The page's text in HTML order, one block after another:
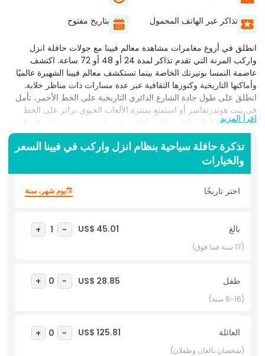
تذاكر عبر الهاتف المحمول بتاريخ مفتوح
انطلق في أروع مغامرات مشاهدة معالم فيينا مع جولات حافلة انزل
واركب المرنة التي تقدم تذاكر لمدة 24 أو 48 أو 72 ساعة. اكتشف
عاصمة النمسا بوتيرتك الخاصة بينما تستكشف معالم فيينا الشهيرة عالميًا
وأماكنها التاريخية وكنوزها الثقافية عبر عدة مسارات ذات مناظر خلابة.
انطلق على طول جادة الشارع الدائري التاريخية على الخط الأحمر، تأمل
في بيت هوندرتفاسر أو استمتع بمنتزه الألعاب الحيوي براتر على الخط
الأزرق، وادخل إلى التاريخ الإمبراطوري في قصر شونبرون على الخط
الأصفر. في الصيف، يأخذك الخط الأخضر إلى تل كاهلينبرغ لإطلالات
بانورامية خلابة ومسارات مشي ذات مناظر فاتنة. ابدأ جولتك من أي
محطة لحافلة انزل واركب في فيينا، بما في ذلك دار أوبرا فيينا الأيقونية،
واستمتع بالمرونة في النزول لاستكشاف والعودة للصعود في أي وقت
تشاء. على متن الحافلة، انغمس في تعليق صوتي غني بتاريخ فيينا
وعمارتها وموسيقاها وتراثها الثقافي. عزز رحلتك بجولة موسيقية ذاتية
وبيتهوفن. احصل على الخرائط والجداول ونصائح السفر في مركز خدمتنا
في فيينا أو مباشرة على متن الحافلة، واستمتع بتجربة مشاهدة معالم
سلسة وقابلة للتخصيص تتيح لك كشف أفضل ما في فيينا بطريقتك
أبرز المعالم
المتضمنات
اقرأ المزيد
تذكرة حافلة سياحية بنظام انزل واركب في فيينا السعر
والخيارات
اختر تاريخًا يوم شهر، سنة
بالغ US$ 45.01
-
1
+
(17 سنة فما فوق)
طفل US$ 28.85
-
0
+
(6-16 سنة)
العائلة US$ 125.81
-
0
+
(شخصان بالغان وطفلان)